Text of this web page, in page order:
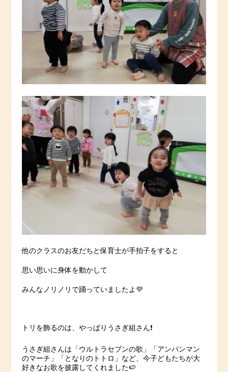
他のクラスのお友だちと保育士が手拍子をすると
思い思いに身体を動かして
みんなノリノリで踊っていましたよ💜
トリを飾るのは、やっぱりうさぎ組さん❗️
うさぎ組さんは「ウルトラセブンの歌」「アンパンマン
のマーチ」「となりのトトロ」など、今子どもたちが大
好きなお歌を披露してくれました🍉